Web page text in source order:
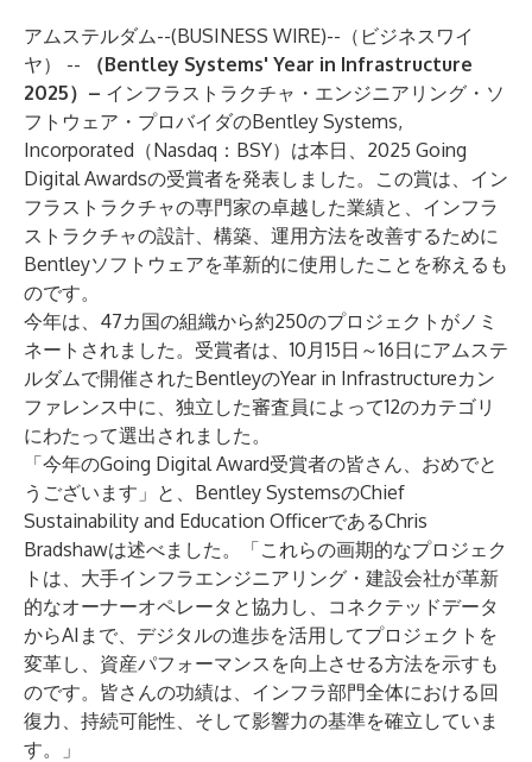
アムステルダム--(BUSINESS WIRE)-- （ビジネスワイ
ヤ） --
（Bentley Systems' Year in Infrastructure
2025）– インフラストラクチャ・エンジニアリング・ソ
フトウェア・プロバイダのBentley Systems,
Incorporated（Nasdaq：BSY） は本日、2025 Going
Digital Awardsの受賞者を発表しました。この賞は、イン
フラストラクチャの専門家の卓越した業績と、インフラ
ストラクチャの設計、構築、運用方法を改善するために
Bentleyソフトウェアを革新的に使用したことを称えるも
のです。
今年は、47カ国の組織から約250のプロジェクトがノミ
ネートされました。受賞者は、10月15日～16日にアムステ
ルダムで開催されたBentleyのYear in Infrastructureカン
ファレンス中に、独立した審査員によって12のカテゴリ
にわたって選出されました。
「今年のGoing Digital Award受賞者の皆さん、おめでと
うございます」と、Bentley SystemsのChief
Sustainability and Education OfficerであるChris
Bradshawは述べました。「これらの画期的なプロジェク
トは、大手インフラエンジニアリング・建設会社が革新
的なオーナーオペレータと協力し、コネクテッドデータ
からAIまで、デジタルの進歩を活用してプロジェクトを
変革し、資産パフォーマンスを向上させる方法を示すも
のです。皆さんの功績は、インフラ部門全体における回
復力、持続可能性、そして影響力の基準を確立していま
す。」